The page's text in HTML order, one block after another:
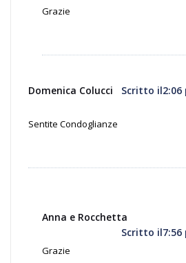
Grazie
Domenica Colucci Scritto il2:06
Sentite Condoglianze
Anna e Rocchetta
Scritto il7:56
Grazie